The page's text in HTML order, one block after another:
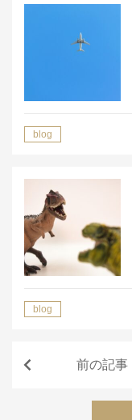
blog
blog
前の記事